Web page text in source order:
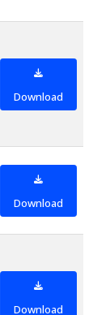
Download
Download
Download